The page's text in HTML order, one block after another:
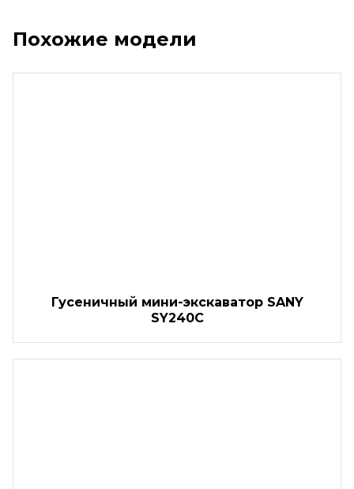
Похожие модели
Гусеничный мини-экскаватор SANY
SY240C